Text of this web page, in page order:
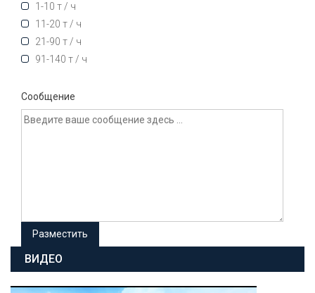
1-10 т / ч
11-20 т / ч
21-90 т / ч
91-140 т / ч
Сообщение
ВИДЕО